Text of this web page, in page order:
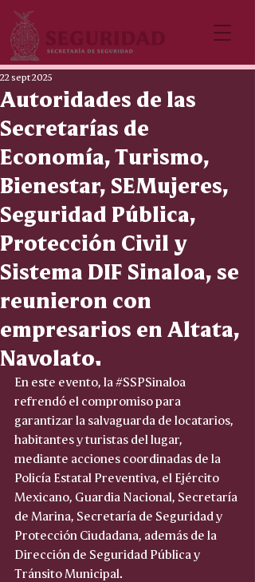
Autoridades de las
Secretarías de
Economía, Turismo,
Bienestar, SEMujeres,
Seguridad Pública,
Protección Civil y
Sistema DIF Sinaloa, se
reunieron con
empresarios en Altata,
Navolato.
22 sept 2025
En este evento, la #SSPSinaloa
refrendó el compromiso para
garantizar la salvaguarda de locatarios,
habitantes y turistas del lugar,
mediante acciones coordinadas de la
Policía Estatal Preventiva, el Ejército
Mexicano, Guardia Nacional, Secretaría
de Marina, Secretaría de Seguridad y
Protección Ciudadana, además de la
Dirección de Seguridad Pública y
Tránsito Municipal.